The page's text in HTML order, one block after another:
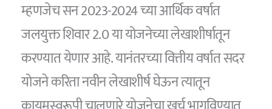
म्हणजेच सन 2023-2024 च्या आर्थिक वर्षात
जलयुक्त शिवार 2.0 या योजनेच्या लेखाशीर्षातून
करण्यात येणार आहे. यानंतरच्या वित्तीय वर्षात सदर
योजने करिता नवीन लेखाशीर्ष घेऊन त्यातून